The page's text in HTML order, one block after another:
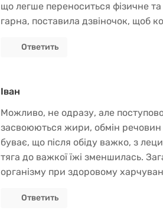
що легше переноситься фізичне
гарна, поставила дзвіночок, щоб
Ответить
Іван
Можливо, не одразу, але
засвоюються жири, обмін
буває, що після обіду важко, з
тяга до важкої їжі зменшилась.
організму при здоровому
Ответить